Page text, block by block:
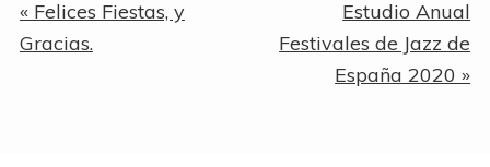
Entrada
anterior:
« Felices Fiestas, y
Gracias.
Siguiente
entrada:
Estudio Anual
Festivales de Jazz de
España 2020 »